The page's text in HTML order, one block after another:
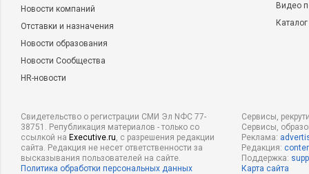
Новости компаний
Отставки и назначения
Новости образования
Новости Сообщества
HR-новости
Видео
Свидетельство о регистрации СМИ Эл NФС 77-
38751. Републикация материалов - только со
ссылкой на Executive.ru, с разрешения редакции
сайта. Редакция не несет ответственности за
высказывания пользователей на сайте.
Политика обработки персональных данных
Сервисы,
Сервисы,
Реклама:
Редакция:
Поддержка:
Карта сайта